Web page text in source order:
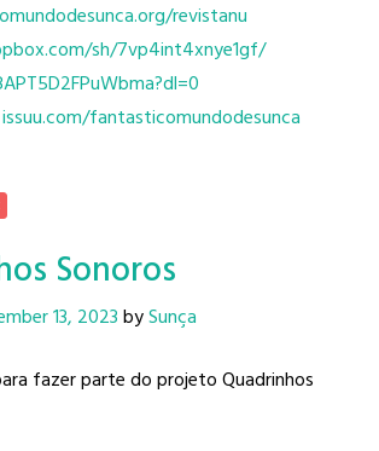
revistanu
sh/7vp4int4xnye1gf/
issuu.com/fantasticomundodesunca
Sonoros
13, 2023bySunça
fazer parte do projeto Quadrinhos